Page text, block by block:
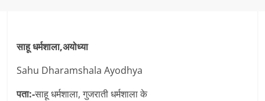
साहू धर्मशाला,अयोध्या
Sahu Dharamshala Ayodhya
पता:-साहू धर्मशाला, गुजराती धर्मशाला के